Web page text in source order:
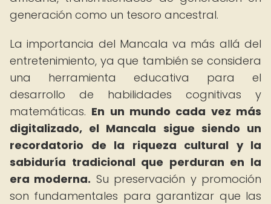
generación como un tesoro ancestral.
La importancia del Mancala va más allá del
entretenimiento, ya que también se considera
una herramienta educativa para el
desarrollo de habilidades cognitivas y
matemáticas. En un mundo cada vez más
digitalizado, el Mancala sigue siendo un
recordatorio de la riqueza cultural y la
sabiduría tradicional que perduran en la
era moderna. Su preservación y promoción
son fundamentales para garantizar que las